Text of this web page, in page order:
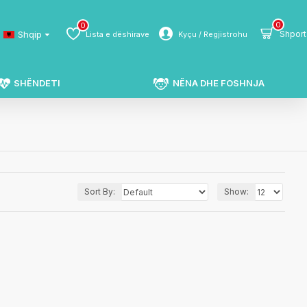
Shqip Lista e dëshirave
0
Kyçu / Regjistrohu
0
SHËNDETI NËNA DHE FOSHNJA
Sort By: Show: